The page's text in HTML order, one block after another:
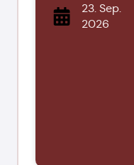
23. Sep.
2026